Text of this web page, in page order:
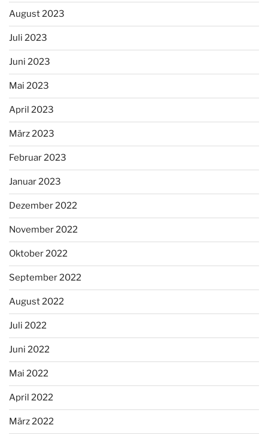
August 2023
Juli 2023
Juni 2023
Mai 2023
April 2023
März 2023
Februar 2023
Januar 2023
Dezember 2022
November 2022
Oktober 2022
September 2022
August 2022
Juli 2022
Juni 2022
Mai 2022
April 2022
März 2022